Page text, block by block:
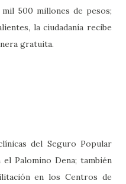
500 millones de pesos;
la ciudadanía recibe
gratuita.
del Seguro Popular
Palomino Dena; también
en los Centros de